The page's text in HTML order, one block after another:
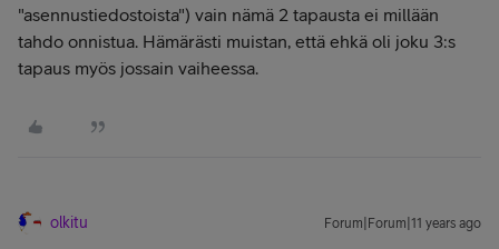
"asennustiedostoista") vain nämä 2 tapausta ei millään
tahdo onnistua. Hämärästi muistan, että ehkä oli joku 3:s
tapaus myös jossain vaiheessa.
olkitu Forum|Forum|11 years ago